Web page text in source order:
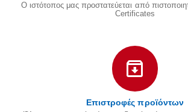
Ο ιστότοπος μας προστατεύεται από
Certificates
Επιστροφές προϊόντων